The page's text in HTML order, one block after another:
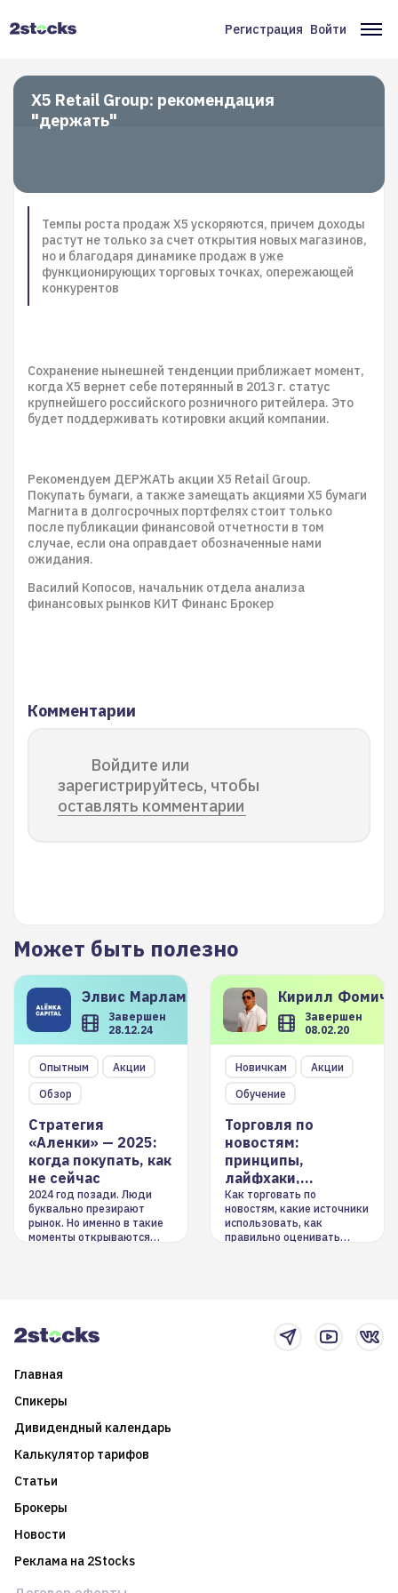
Меню
учётной
записи
Регистрация Войти
X5 Retail Group: рекомендация
"держать"
Темпы роста продаж X5 ускоряются, причем доходы
растут не только за счет открытия новых магазинов,
но и благодаря динамике продаж в уже
функционирующих торговых точках, опережающей
конкурентов
Сохранение нынешней тенденции приближает момент,
когда X5 вернет себе потерянный в 2013 г. статус
крупнейшего российского розничного ритейлера. Это
будет поддерживать котировки акций компании.
Рекомендуем ДЕРЖАТЬ акции X5 Retail Group.
Покупать бумаги, а также замещать акциями X5 бумаги
Магнита в долгосрочных портфелях стоит только
после публикации финансовой отчетности в том
случае, если она оправдает обозначенные нами
ожидания.
Василий Копосов, начальник отдела анализа
финансовых рынков КИТ Финанс Брокер
Комментарии
Войдите или
зарегистрируйтесь, чтобы
оставлять комментарии
Может быть полезно
Элвис Марламов
Завершен
28.12.24
Опытным
Акции
Обзор
Стратегия
«Аленки» — 2025:
когда покупать, как
не сейчас
2024 год позади. Люди
буквально презирают
рынок. Но именно в такие
моменты открываются
Кирилл
Завершен
08.02.20
Новичкам
Акции
Обучение
Торговля по
новостям:
принципы,
лайфхаки,
инструменты
Как торговать по
новостям, какие источники
использовать, как
правильно оценивать
Главная
Спикеры
Дивидендный календарь
Калькулятор тарифов
Статьи
Брокеры
Новости
Реклама на 2Stocks